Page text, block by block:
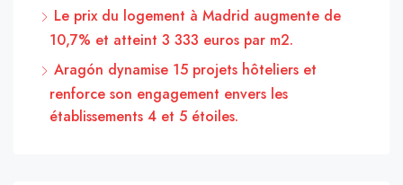
Le prix du logement à Madrid augmente de
10,7% et atteint 3 333 euros par m2.
Aragón dynamise 15 projets hôteliers et
renforce son engagement envers les
établissements 4 et 5 étoiles.